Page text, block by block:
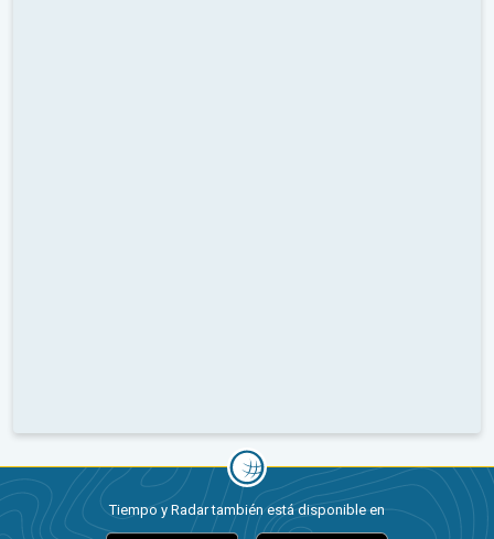
Tiempo y Radar también está disponible en